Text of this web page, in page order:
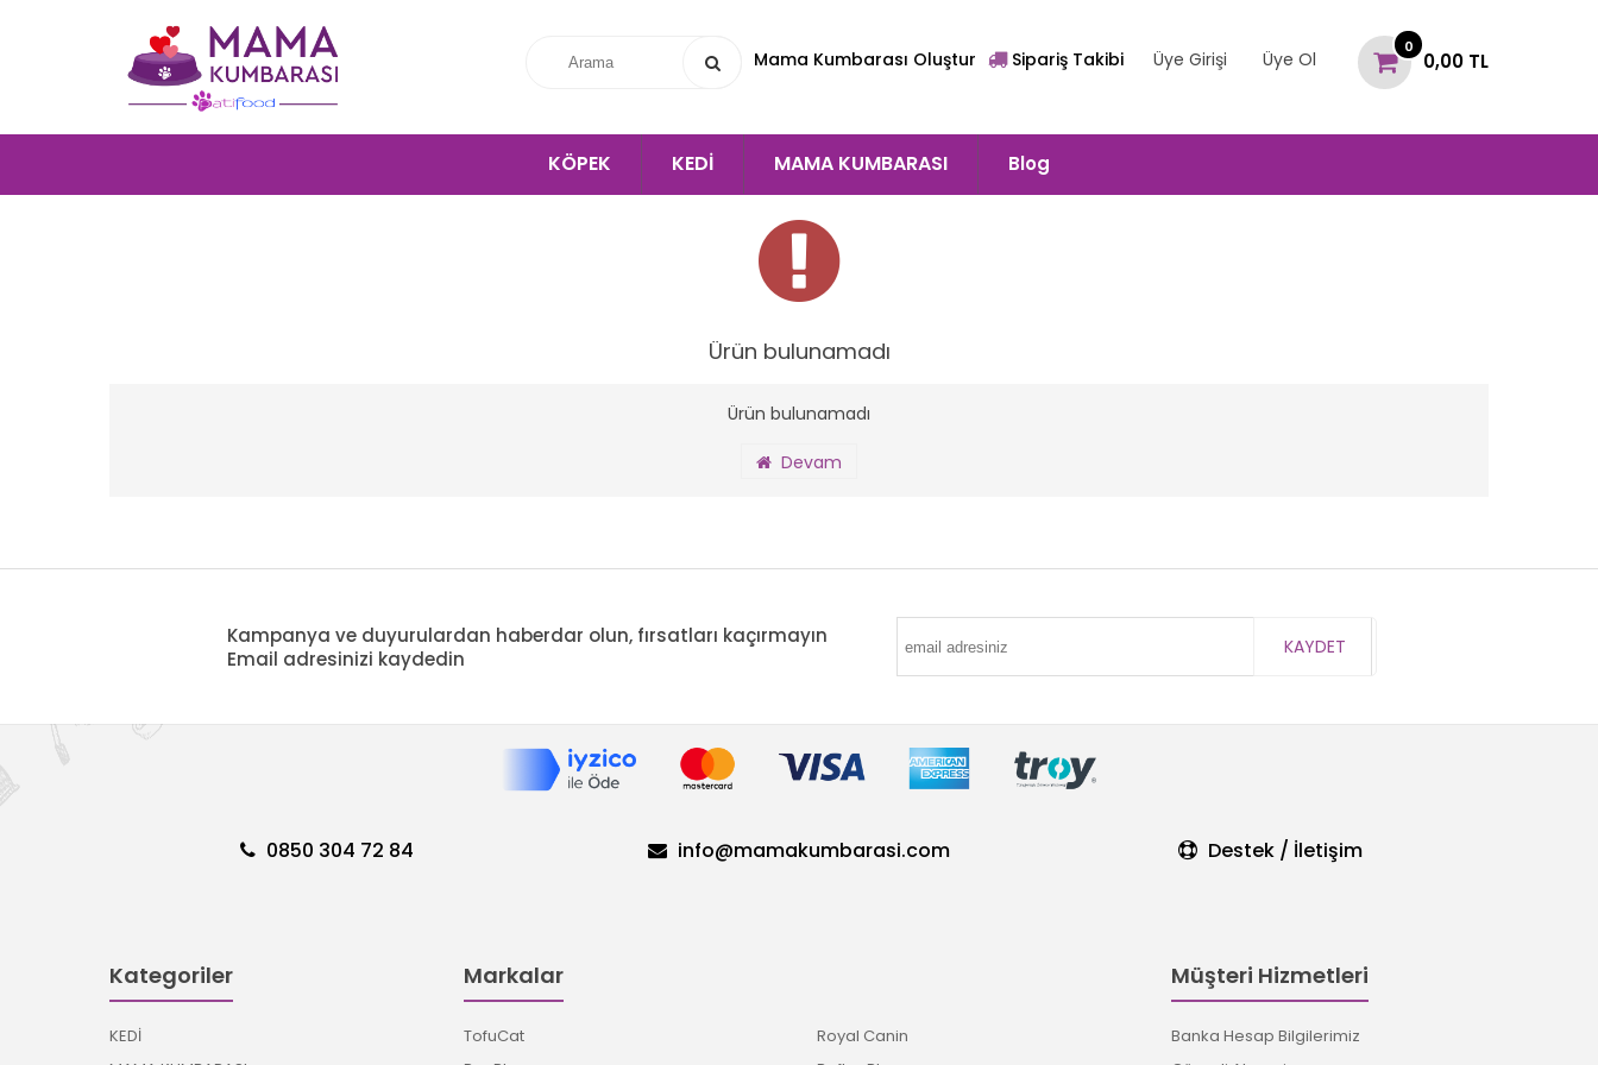
0
0,00 TL
Üye Girişi Üye Ol
Sipariş Takibi
Mama Kumbarası Oluştur
KÖPEK KEDİ MAMA KUMBARASI Blog
Ürün bulunamadı
Ürün bulunamadı
Devam
Kampanya ve duyurulardan haberdar olun, fırsatları kaçırmayın
Email adresinizi kaydedin
KAYDET
0850 304 72 84 info@mamakumbarasi.com Destek / İletişim
Kategoriler
KEDİ
Markalar
TofuCat
Royal Canin
Müşteri Hizmetleri
Banka Hesap Bilgilerimiz